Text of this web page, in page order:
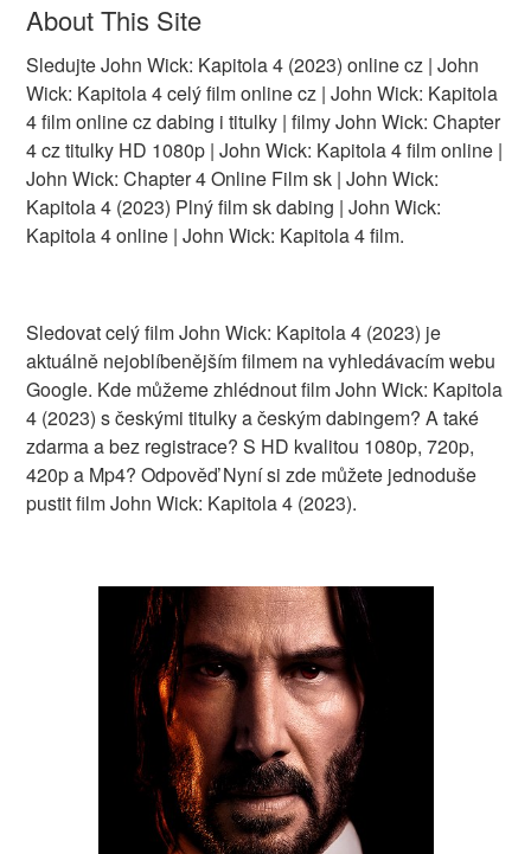
About This Site
Sledujte John Wick: Kapitola 4 (2023) online cz | John
Wick: Kapitola 4 celý film online cz | John Wick: Kapitola
4 film online cz dabing i titulky | filmy John Wick: Chapter
4 cz titulky HD 1080p | John Wick: Kapitola 4 film online |
John Wick: Chapter 4 Online Film sk | John Wick:
Kapitola 4 (2023) Plný film sk dabing | John Wick:
Kapitola 4 online | John Wick: Kapitola 4 film.
Sledovat celý film John Wick: Kapitola 4 (2023) je
aktuálně nejoblíbenějším filmem na vyhledávacím webu
Google. Kde můžeme zhlédnout film John Wick: Kapitola
4 (2023) s českými titulky a českým dabingem? A také
zdarma a bez registrace? S HD kvalitou 1080p, 720p,
420p a Mp4? Odpověď Nyní si zde můžete jednoduše
pustit film John Wick: Kapitola 4 (2023).